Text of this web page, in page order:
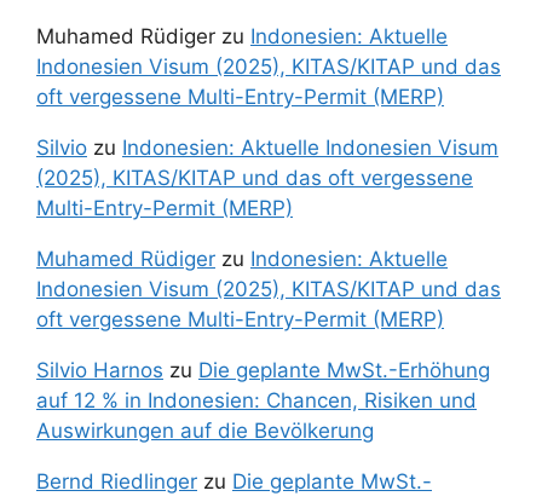
Muhamed Rüdiger zu Indonesien: Aktuelle
Indonesien Visum (2025), KITAS/KITAP und das
oft vergessene Multi-Entry-Permit (MERP)
Silvio zu Indonesien: Aktuelle Indonesien Visum
(2025), KITAS/KITAP und das oft vergessene
Multi-Entry-Permit (MERP)
Muhamed Rüdiger zu Indonesien: Aktuelle
Indonesien Visum (2025), KITAS/KITAP und das
oft vergessene Multi-Entry-Permit (MERP)
Silvio Harnos zu Die geplante MwSt.-Erhöhung
auf 12 % in Indonesien: Chancen, Risiken und
Auswirkungen auf die Bevölkerung
Bernd Riedlinger zu Die geplante MwSt.-